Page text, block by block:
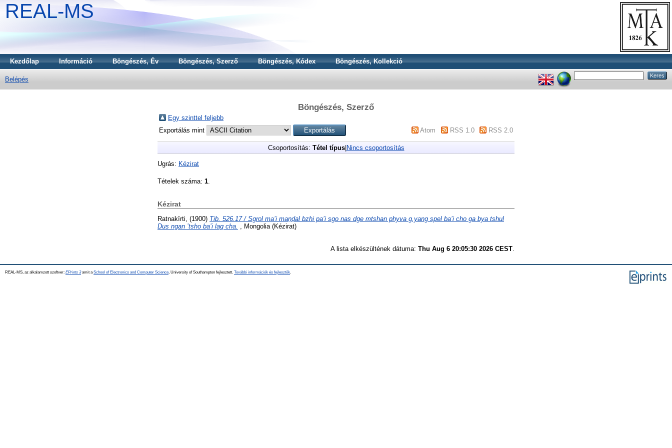
REAL-MS
Kezdőlap Információ Böngészés, Év Böngészés, Szerző Böngészés, Kódex Böngészés, Kollekció
Belépés
Böngészés, Szerző
Egy szinttel feljebb
Exportálás mint
Atom RSS 1.0 RSS 2.0
Csoportosítás: Tétel típus| Nincs csoportosítás
Ugrás: Kézirat
Tételek száma: 1
Kézirat
Ratnakīrti, (1900) Tib. 526.17 / Sgrol ma’i maṇḍal bzhi pa’i sgo nas dge mtshan phyva g.yang spel ba’i cho ga bya tshul
Dus ngan ’tsho ba’i lag cha.
, Mongolia (Kézirat)
A lista elkészültének dátuma: Thu Aug 6 20:05:30 2026 CEST
REAL-MS, az alkalamzott szoftver: EPrints 3amit a School of Electronics and Computer Science , University of Southampton fejlesztett. További információk és fejlesztők